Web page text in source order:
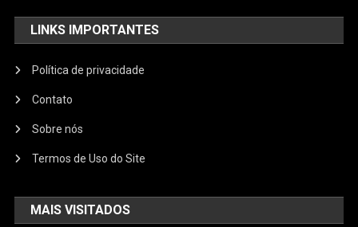
LINKS IMPORTANTES
Política de privacidade
Contato
Sobre nós
Termos de Uso do Site
MAIS VISITADOS